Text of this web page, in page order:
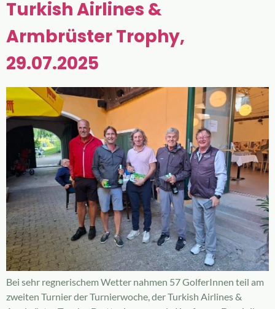
Turkish Airlines &
Armbrüster Trophy,
29.07.2025
Bei sehr regnerischem Wetter nahmen 57 GolferInnen teil am
zweiten Turnier der Turnierwoche, der Turkish Airlines &